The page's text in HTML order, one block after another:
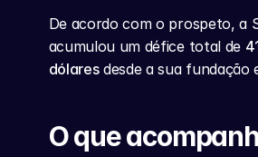
De acordo com o prospeto, a
acumulou um défice total de
dólares desde a sua fundação
O que